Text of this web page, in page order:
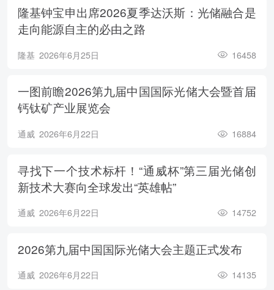
隆基钟宝申出席2026夏季达沃斯：光储融合是
走向能源自主的必由之路
隆基 2026年6月25日 16458
一图前瞻2026第九届中国国际光储大会暨首届
钙钛矿产业展览会
通威 2026年6月22日 16884
寻找下一个技术标杆！“通威杯”第三届光储创
新技术大赛向全球发出“英雄帖”
通威 2026年6月22日 14752
2026第九届中国国际光储大会主题正式发布
通威 2026年6月22日 14135